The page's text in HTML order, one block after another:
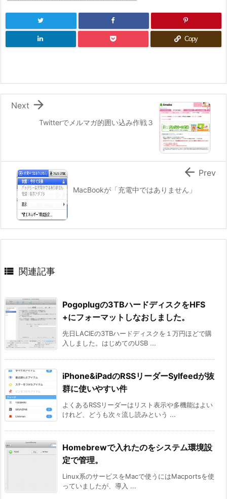
Copy
Twitterでメルマガ的囲い込み作戦３

Next
MacBookが「充電中ではありません」
 Prev
 関連記事
Pogoplugの3TBハードディスクをHFS
+にフォーマットしなおしました。
先日LACIEの3TBハードディスクを１万円ほどで購
入しました。はじめてのUSB ...
iPhone&iPadのRSSリーダーSylfeedが抜
群に使いやすい件
よくあるRSSリーダーはリスト表示や多機能はよい
けれど、どうも次々流し読みという ...
Homebrewで入れたのをシステム環境設
定で管理。
Linux系のサービスをMacで使うにはMacportsを使
っていましたが、導入 ...